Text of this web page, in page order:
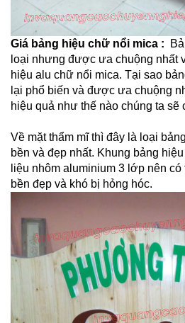
Giá bảng hiệu chữ nổi mica :
loại nhưng được ưa chuộng nhất
hiệu alu chữ nổi mica. Tại sao
lại phổ biến và được ưa chuộng
hiệu quả như thế nào chúng ta sẽ
Về mặt thẩm mĩ thì đây là loại
bền và đẹp nhất. Khung bảng
liệu nhôm aluminium 3 lớp nên
bền đẹp và khó bị hỏng hóc.